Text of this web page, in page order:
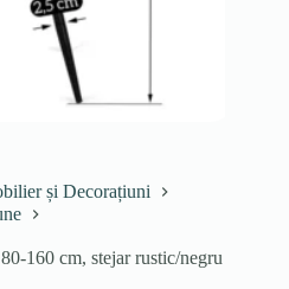
și Decorațiuni
160 cm, stejar rustic/negru